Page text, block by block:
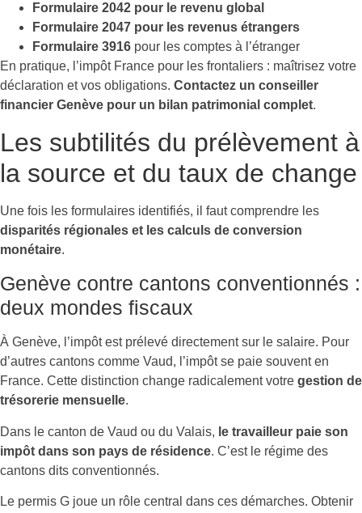
Formulaire 2042 pour le revenu global
Formulaire 2047 pour les revenus étrangers
Formulaire 3916 pour les comptes à l’étranger
En pratique, l’impôt France pour les frontaliers : maîtrisez votre
déclaration et vos obligations. Contactez un conseiller
financier Genève pour un bilan patrimonial complet.
Les subtilités du prélèvement à
la source et du taux de change
Une fois les formulaires identifiés, il faut comprendre les
disparités régionales et les calculs de conversion
monétaire.
Genève contre cantons conventionnés :
deux mondes fiscaux
À Genève, l’impôt est prélevé directement sur le salaire. Pour
d’autres cantons comme Vaud, l’impôt se paie souvent en
France. Cette distinction change radicalement votre gestion de
trésorerie mensuelle.
Dans le canton de Vaud ou du Valais, le travailleur paie son
impôt dans son pays de résidence. C’est le régime des
cantons dits conventionnés.
Le permis G joue un rôle central dans ces démarches. Obtenir